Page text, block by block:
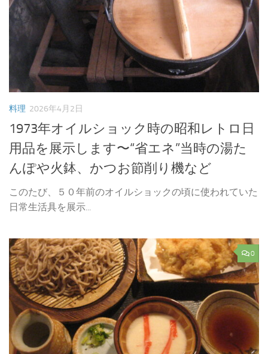
料理 2026年4月2日
1973年オイルショック時の昭和レトロ日
用品を展示します〜“省エネ”当時の湯た
んぽや火鉢、かつお節削り機など
このたび、５０年前のオイルショックの頃に使われていた
日常生活具を展示...
0